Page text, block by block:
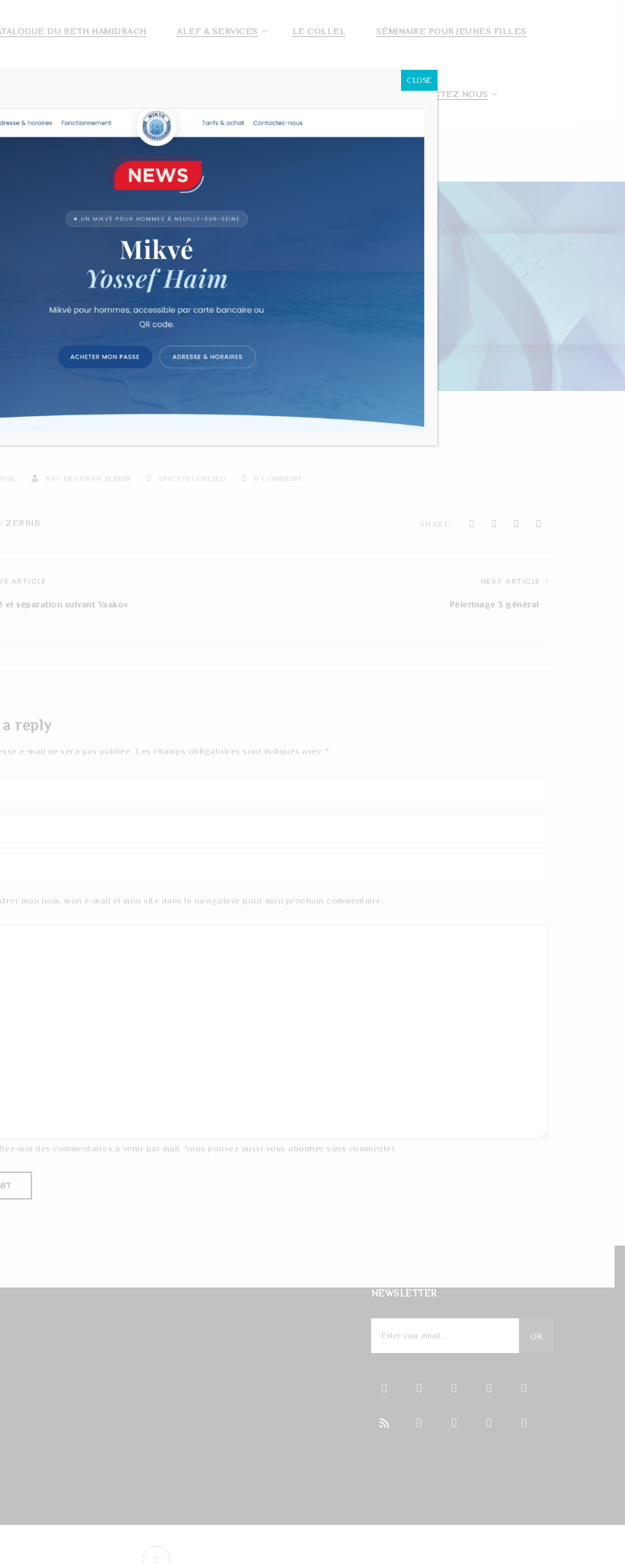
DU BETH HAMIDRACH ALEF & SERVICES LE COLLEL SÉMINAIRE POUR JEUNES FILLES
CONTACTEZ NOUS
d'étude sur texte dans la convivialité"
RAV MEVORAH ZERBIB UNCATEGORIZED 0 COMMENT
ZERBIB SHARE:
ARTICLE
et séparation suivant Yaakov
NEXT ARTICLE
Pèlerinage 3 général
a reply
e-mail ne sera pas publiée. Les champs obligatoires sont indiqués avec *
mon nom, mon e-mail et mon site dans le navigateur pour mon prochain commentaire.
moi des commentaires à venir par mail. Vous pouvez aussi vous abonner sans commenter.
NEWSLETTER
OK
CLOSE